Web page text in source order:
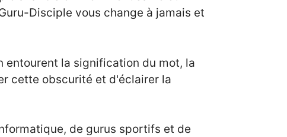
Disciple vous change à jamais et
entourent la signification du mot, la
cette obscurité et d'éclairer la
de gurus sportifs et de